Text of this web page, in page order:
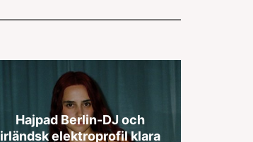
Hajpad Berlin-DJ och
irländsk elektroprofil klara